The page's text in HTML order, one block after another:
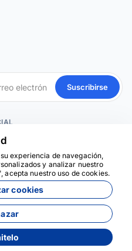
Suscribirse
por
experiencia de navegación,
y analizar nuestro
nuestro uso de cookies.
cookies